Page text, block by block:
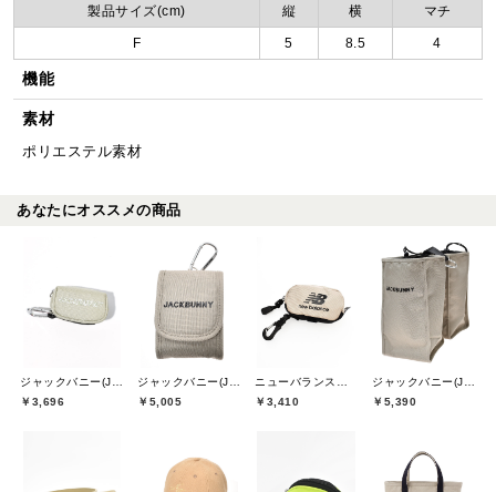
製品サイズ(cm) 縦 横 マチ
F 5 8.5 4
機能
素材
ポリエステル素材
あなたにオススメの商品
￥3,696
￥5,005
￥3,410
￥5,390